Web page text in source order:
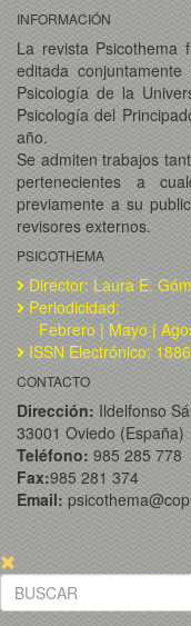
INFORMACIÓN
La revista Psicothema
editada
Psicología de la
Psicología del
año.
Se admiten trabajos
pertenecientes a
previamente a su
revisores externos.
PSICOTHEMA
Director: Laura E.
Periodicidad:
Febrero | Mayo |
ISSN Electrónico:
CONTACTO
Dirección: Ildelfonso
33001 Oviedo (España)
Teléfono: 985 285 778
Fax:985 281 374
Email: